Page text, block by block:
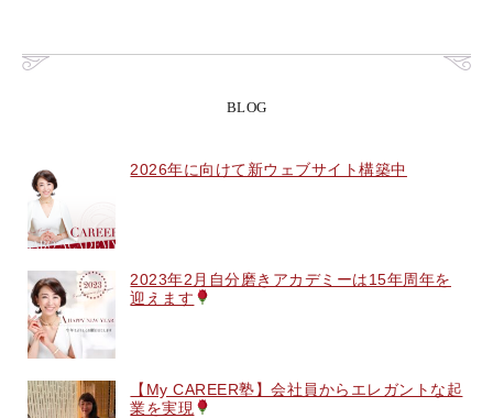
BLOG
2026年に向けて新ウェブサイト構築中
2023年2月自分磨きアカデミーは15年周年を
迎えます
【My CAREER塾】会社員からエレガントな起
業を実現